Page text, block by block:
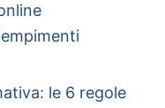
le 6 regole